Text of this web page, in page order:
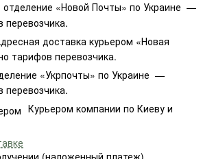
отделение «Новой Почты» по Украине —
перевозчика.
доставка курьером «Новая
тарифов перевозчика.
«Укрпочты» по Украине —
перевозчика.
Курьером компании по Киеву и
(наложенный платеж)